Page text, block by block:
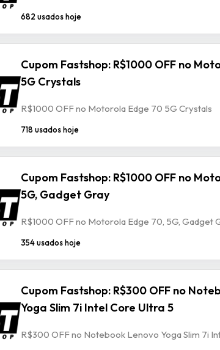
682 usados hoje
Cupom Fastshop: R$1000 OFF no
5G Crystals
R$1000 OFF no Motorola Edge 70 5G Crystals
718 usados hoje
Cupom Fastshop: R$1000 OFF no
5G, Gadget Gray
R$1000 OFF no Motorola Edge 70, 5G, Gadget
354 usados hoje
Cupom Fastshop: R$300 OFF no
Yoga Slim 7i Intel Core Ultra 5
R$300 OFF no Notebook Lenovo Yoga Slim 7i